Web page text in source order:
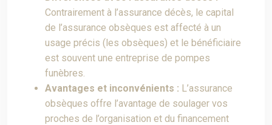
Contrairement à l’assurance décès, le capital
de l’assurance obsèques est affecté à un
usage précis (les obsèques) et le bénéficiaire
est souvent une entreprise de pompes
funèbres.
Avantages et inconvénients : L’assurance
obsèques offre l’avantage de soulager vos
proches de l’organisation et du financement